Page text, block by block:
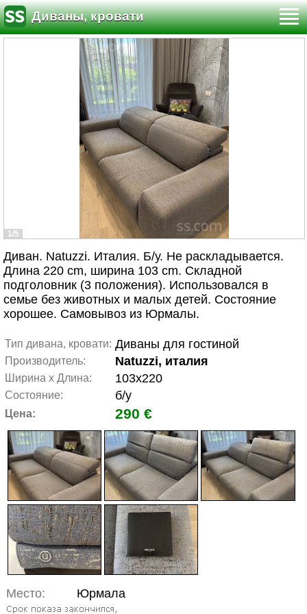
Диваны, кровати
1/5
Диван. Natuzzi. Италия. Б/у. Не раскладывается.
Длина 220 cm, ширина 103 cm. Складной
подголовник (3 положения). Использовался в
семье без животных и малых детей. Состояние
хорошее. Самовывоз из Юрмалы.
Тип дивана, кровати: Диваны для гостиной
Производитель: Natuzzi, италия
Ширина x Длина: 103x220
Состояние: б/у
Цена: 290 €
Место: Юрмала